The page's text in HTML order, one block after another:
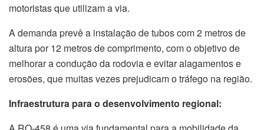
motoristas que utilizam a via.
A demanda prevê a instalação de tubos com 2 metros de
altura por 12 metros de comprimento, com o objetivo de
melhorar a condução da rodovia e evitar alagamentos e
erosões, que muitas vezes prejudicam o tráfego na região.
Infraestrutura para o desenvolvimento regional: